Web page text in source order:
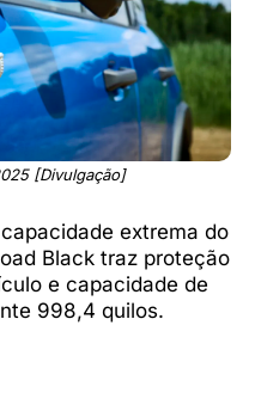
[Divulgação]
extrema do
Black traz proteção
e capacidade de
998,4 quilos.